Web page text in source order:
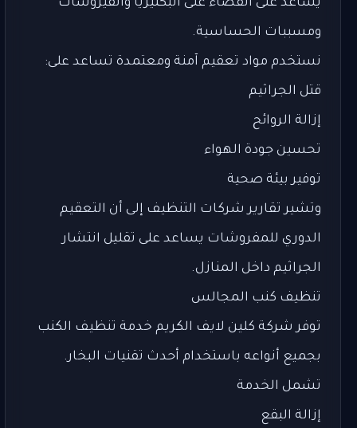
يساعد على القضاء على البكتيريا والفيروسات
ومسببات الحساسية.
نستخدم مواد تعقيم آمنة ومعتمدة تساعد على:
قتل الجراثيم
إزالة الروائح
تحسين جودة الهواء
توفير بيئة صحية
وتشير تقارير شركات التنظيف إلى أن التعقيم
الدوري للمفروشات يساعد على تقليل انتشار
الجراثيم داخل المنازل.
تنظيف كنب المجالس
توفر شركة كلين لايف الكريم خدمة تنظيف الكنب
بجميع أنواعه باستخدام أحدث تقنيات البخار.
تشمل الخدمة
إزالة البقع